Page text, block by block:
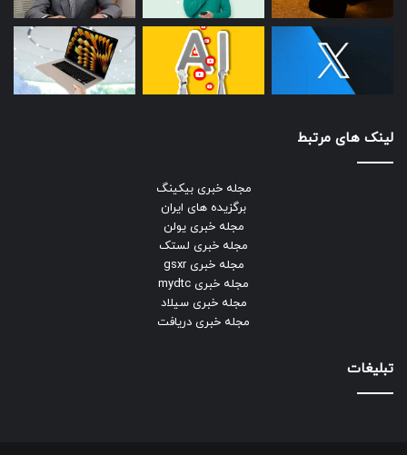
لینک های مرتبط
مجله خبری بیکینگ
برگزیده های ایران
مجله خبری یولن
مجله خبری لستک
مجله خبری gsxr
مجله خبری mydtc
مجله خبری سیلاد
مجله خبری دریافت
تبلیغات